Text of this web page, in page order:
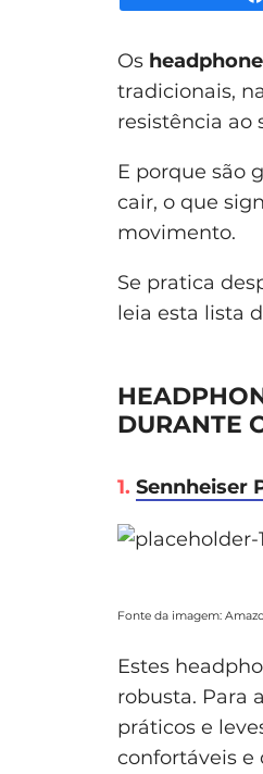
Os
tradicionais,
resistência ao
E porque são
cair, o que
movimento.
Se pratica
leia esta lista
DURANTE
1. Sennheiser
Fonte da imagem:
Estes
robusta. Para
práticos e
confortáveis e